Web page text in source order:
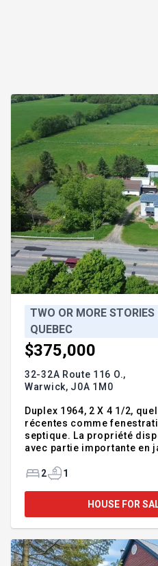
TWO OR MORE STORIES
QUEBEC
$375,000
32-32A Route 116 O.,
Warwick, J0A 1M0
Duplex 1964, 2 X 4 1/2,
récentes comme
septique. La propriété
avec partie importante en
étage. Plusieurs
atelier détaché -prise de
actuellement rdc
municipaux ainsi que les
plac
2 1
HOUSE FOR